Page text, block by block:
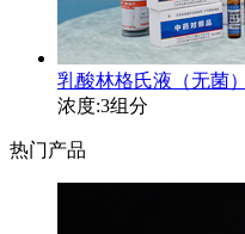
乳酸林格氏液（无菌）
浓度:3组分
热门产品